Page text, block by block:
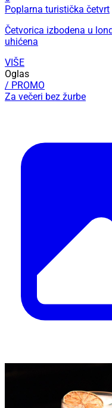
Poplarna turistička četvrt
Četvorica izbodena u
uhićena
VIŠE
Oglas
/ PROMO
Za večeri bez žurbe